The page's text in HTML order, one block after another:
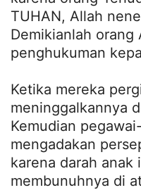
TUHAN, Allah
Demikianlah orang
penghukuman
Ketika mereka
meninggalkannya
Kemudian
mengadakan
karena darah anak
membunuhnya di